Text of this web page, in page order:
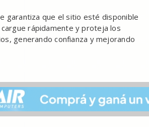
garantiza que el sitio esté disponible
rápidamente y proteja los
generando confianza y mejorando